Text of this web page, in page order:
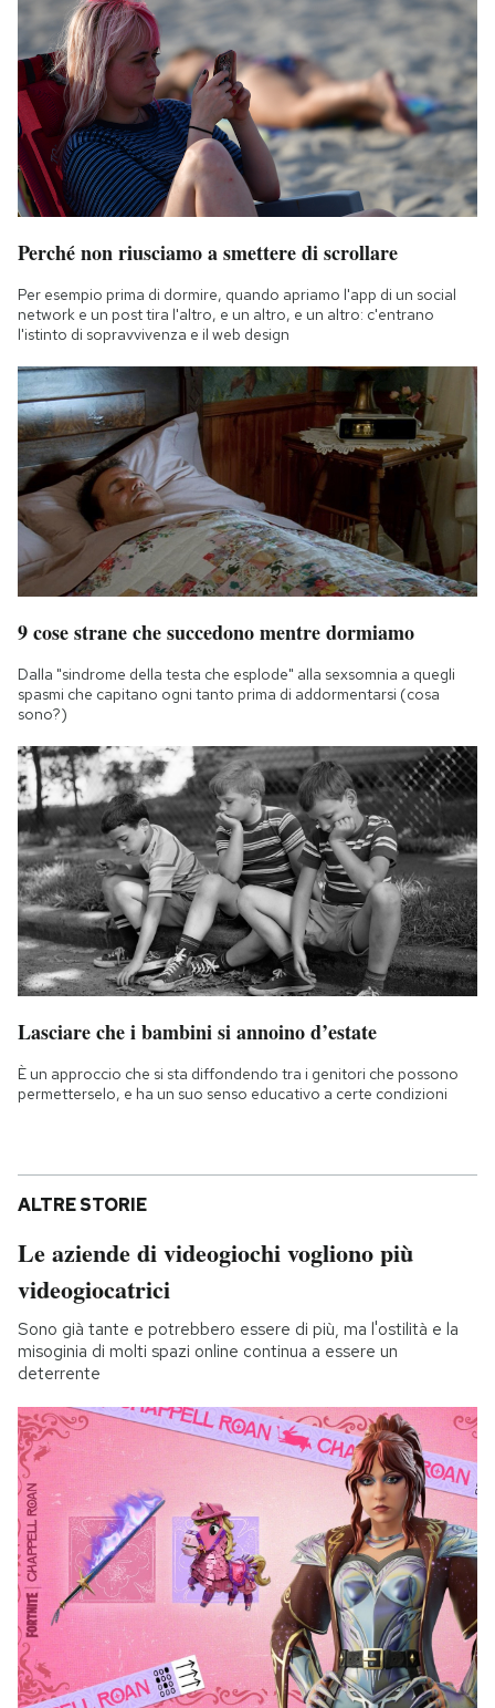
Perché non riusciamo a smettere di scrollare
Per esempio prima di dormire, quando apriamo l'app di un social
network e un post tira l'altro, e un altro, e un altro: c'entrano
l'istinto di sopravvivenza e il web design
9 cose strane che succedono mentre dormiamo
Dalla "sindrome della testa che esplode" alla sexsomnia a quegli
spasmi che capitano ogni tanto prima di addormentarsi (cosa
sono?)
Lasciare che i bambini si annoino d’estate
È un approccio che si sta diffondendo tra i genitori che possono
permetterselo, e ha un suo senso educativo a certe condizioni
ALTRE STORIE
Le aziende di videogiochi vogliono più
videogiocatrici
Sono già tante e potrebbero essere di più, ma l'ostilità e la
misoginia di molti spazi online continua a essere un
deterrente